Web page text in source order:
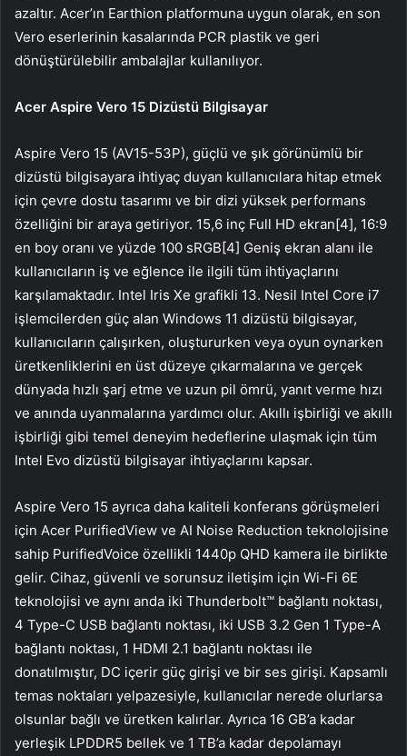
azaltır. Acer’ın Earthion platformuna uygun olarak, en son
Vero eserlerinin kasalarında PCR plastik ve geri
dönüştürülebilir ambalajlar kullanılıyor.
Acer Aspire Vero 15 Dizüstü Bilgisayar
Aspire Vero 15 (AV15-53P), güçlü ve şık görünümlü bir
dizüstü bilgisayara ihtiyaç duyan kullanıcılara hitap etmek
için çevre dostu tasarımı ve bir dizi yüksek performans
özelliğini bir araya getiriyor. 15,6 inç Full HD ekran[4], 16:9
en boy oranı ve yüzde 100 sRGB[4] Geniş ekran alanı ile
kullanıcıların iş ve eğlence ile ilgili tüm ihtiyaçlarını
karşılamaktadır. Intel Iris Xe grafikli 13. Nesil Intel Core i7
işlemcilerden güç alan Windows 11 dizüstü bilgisayar,
kullanıcıların çalışırken, oluştururken veya oyun oynarken
üretkenliklerini en üst düzeye çıkarmalarına ve gerçek
dünyada hızlı şarj etme ve uzun pil ömrü, yanıt verme hızı
ve anında uyanmalarına yardımcı olur. Akıllı işbirliği ve akıllı
işbirliği gibi temel deneyim hedeflerine ulaşmak için tüm
Intel Evo dizüstü bilgisayar ihtiyaçlarını kapsar.
Aspire Vero 15 ayrıca daha kaliteli konferans görüşmeleri
için Acer PurifiedView ve AI Noise Reduction teknolojisine
sahip PurifiedVoice özellikli 1440p QHD kamera ile birlikte
gelir. Cihaz, güvenli ve sorunsuz iletişim için Wi-Fi 6E
teknolojisi ve aynı anda iki Thunderbolt™ bağlantı noktası,
4 Type-C USB bağlantı noktası, iki USB 3.2 Gen 1 Type-A
bağlantı noktası, 1 HDMI 2.1 bağlantı noktası ile
donatılmıştır, DC içerir güç girişi ve bir ses girişi. Kapsamlı
temas noktaları yelpazesiyle, kullanıcılar nerede olurlarsa
olsunlar bağlı ve üretken kalırlar. Ayrıca 16 GB’a kadar
yerleşik LPDDR5 bellek ve 1 TB’a kadar depolamayı